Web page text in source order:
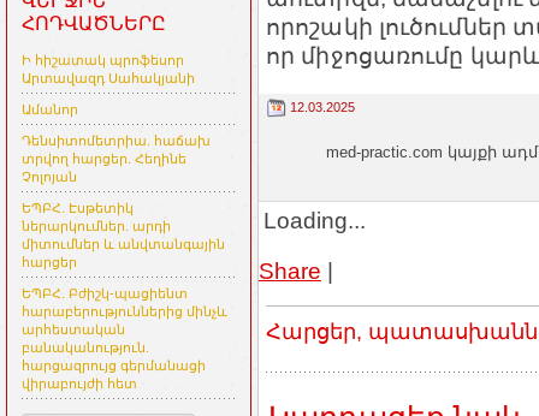
ՀՈԴՎԱԾՆԵՐԸ
Ի հիշատակ պրոֆեսոր
Արտավազդ Սահակյանի
Ամանոր
Դենսիտոմետրիա. հաճախ
տրվող հարցեր. Հեղինե
Չոլոյան
ԵՊԲՀ. Էսթետիկ
ներարկումներ. արդի
միտումներ և անվտանգային
հարցեր
ԵՊԲՀ. Բժիշկ-պացիենտ
հարաբերություններից մինչև
արհեստական
բանականություն.
հարցազրույց գերմանացի
վիրաբույժի հետ
որոշակի լուծումներ
որ միջոցառումը
12.03.2025
med-practic.com կայքի
Loading...
Share |
Հարցեր,